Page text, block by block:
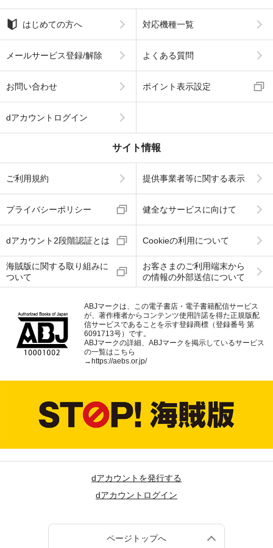
はじめての方へ 対応機種一覧
メールサービス登録/解除 よくある質問
お問い合わせ ポイント表示設定
dアカウントログイン
サイト情報
ご利用規約 提供事業者等に関する表示
プライバシーポリシー 健全なサービスに向けて
dアカウント2段階認証とは Cookieの利用について
海賊版に関する取り組みに
ついて
お客さまのご利用端末から
の情報の外部送信について
ABJマークは、この電子書店・電子書籍配信サービス
が、著作権者からコンテンツ使用許諾を得た正規版配
信サービスであることを示す登録商標（登録番号 第
6091713号）です。
ABJマークの詳細、ABJマークを掲示しているサービス
の一覧はこちら
→ https://aebs.or.jp/
dアカウントを発行する
dアカウントログイン
ページトップへ